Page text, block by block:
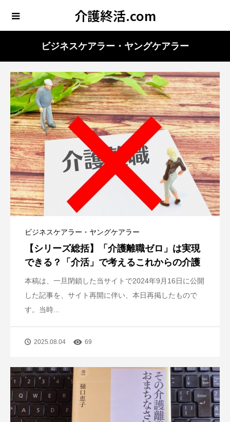
介護終活.com
ビジネスケアラー・ヤングケアラー
ビジネスケアラー・ヤングケアラー
【シリーズ総括】「介護離職ゼロ」は実現
できる？「介活」で考えるこれからの介護
本稿は、一旦閉鎖した当サイトで2024年9月16日に公開
した記事を、サイト再開に伴い、本日再掲したもので
す。当時...
2025.08.04 69